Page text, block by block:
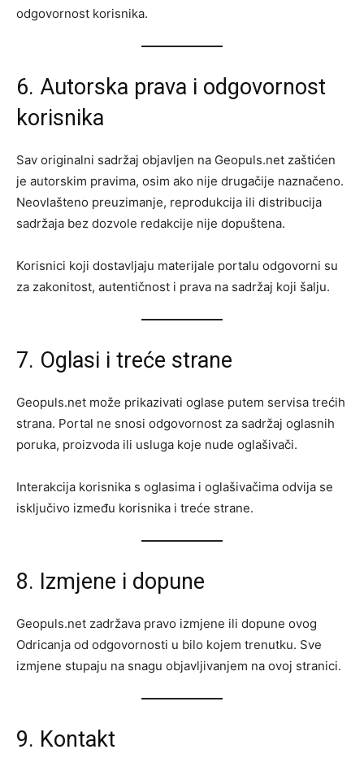
odgovornost korisnika.
6. Autorska prava i odgovornost
korisnika
Sav originalni sadržaj objavljen na Geopuls.net zaštićen
je autorskim pravima, osim ako nije drugačije naznačeno.
Neovlašteno preuzimanje, reprodukcija ili distribucija
sadržaja bez dozvole redakcije nije dopuštena.
Korisnici koji dostavljaju materijale portalu odgovorni su
za zakonitost, autentičnost i prava na sadržaj koji šalju.
7. Oglasi i treće strane
Geopuls.net može prikazivati oglase putem servisa trećih
strana. Portal ne snosi odgovornost za sadržaj oglasnih
poruka, proizvoda ili usluga koje nude oglašivači.
Interakcija korisnika s oglasima i oglašivačima odvija se
isključivo između korisnika i treće strane.
8. Izmjene i dopune
Geopuls.net zadržava pravo izmjene ili dopune ovog
Odricanja od odgovornosti u bilo kojem trenutku. Sve
izmjene stupaju na snagu objavljivanjem na ovoj stranici.
9. Kontakt